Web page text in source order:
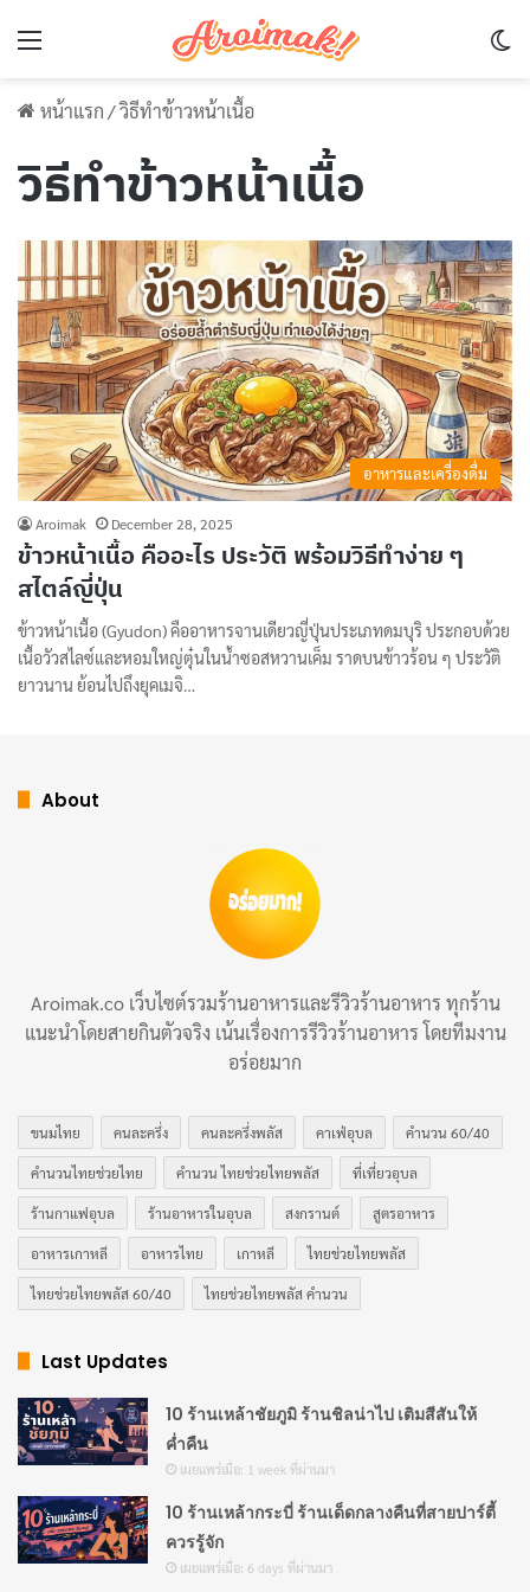
Menu
หน้าแรก/วิธีทำข้าวหน้าเนื้อ
วิธีทำข้าวหน้าเนื้อ
อาหารและเครื่องดื่ม
Aroimak December 28, 2025
ข้าวหน้าเนื้อ คืออะไร ประวัติ พร้อมวิธีทำง่าย ๆ
สไตล์ญี่ปุ่น
ข้าวหน้าเนื้อ (Gyudon) คืออาหารจานเดียวญี่ปุ่นประเภทดมบุริ ประกอบด้วย
เนื้อวัวสไลซ์และหอมใหญ่ตุ๋นในน้ำซอสหวานเค็ม ราดบนข้าวร้อน ๆ ประวัติ
ยาวนาน ย้อนไปถึงยุคเมจิ…
About
Aroimak.co เว็บไซต์รวมร้านอาหารและรีวิวร้านอาหาร ทุกร้าน
แนะนำโดยสายกินตัวจริง เน้นเรื่องการรีวิวร้านอาหาร โดยทีมงาน
อร่อยมาก
ขนมไทย คนละครึ่ง คนละครึ่งพลัส คาเฟ่อุบล คำนวน 60/40
คำนวนไทยช่วยไทย คำนวน ไทยช่วยไทยพลัส ที่เที่ยวอุบล
ร้านกาแฟอุบล ร้านอาหารในอุบล สงกรานต์ สูตรอาหาร
อาหารเกาหลี อาหารไทย เกาหลี ไทยช่วยไทยพลัส
ไทยช่วยไทยพลัส 60/40 ไทยช่วยไทยพลัส คำนวน
Last Updates
10 ร้านเหล้าชัยภูมิ ร้านชิลน่าไป เติมสีสันให้
ค่ำคืน
เผยแพร่เมื่อ: 1 week ที่ผ่านมา
10 ร้านเหล้ากระบี่ ร้านเด็ดกลางคืนที่สายปาร์ตี้
ควรรู้จัก
เผยแพร่เมื่อ: 6 days ที่ผ่านมา